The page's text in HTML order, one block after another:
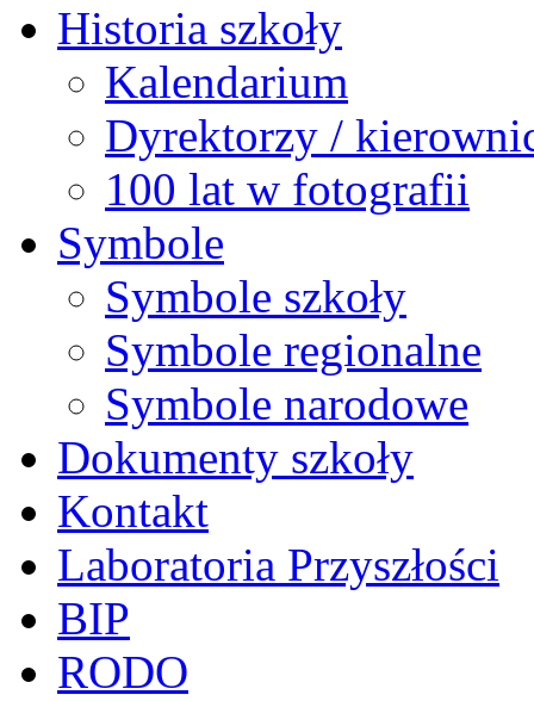
Historia szkoły
Kalendarium
Dyrektorzy /
100 lat w fotografii
Symbole
Symbole szkoły
Symbole regionalne
Symbole narodowe
Dokumenty szkoły
Kontakt
Laboratoria Przyszłości
BIP
RODO